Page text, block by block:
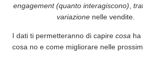
engagement (quanto interagiscono)
variazionenelle vendite.
Idati ti permetteranno di capirecosa ha
cosa no e come migliorare nelle